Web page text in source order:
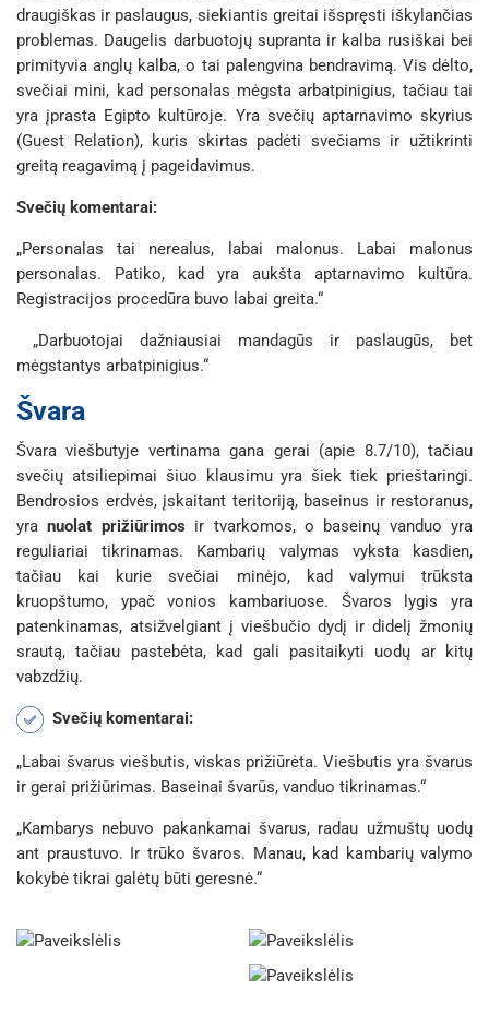
draugiškas ir paslaugus, siekiantis greitai išspręsti iškylančias
problemas. Daugelis darbuotojų supranta ir kalba rusiškai bei
primityvia anglų kalba, o tai palengvina bendravimą. Vis dėlto,
svečiai mini, kad personalas mėgsta arbatpinigius, tačiau tai
yra įprasta Egipto kultūroje. Yra svečių aptarnavimo skyrius
(Guest Relation), kuris skirtas padėti svečiams ir užtikrinti
greitą reagavimą į pageidavimus.
Svečių komentarai:
„Personalas tai nerealus, labai malonus. Labai malonus
personalas. Patiko, kad yra aukšta aptarnavimo kultūra.
Registracijos procedūra buvo labai greita.“
„Darbuotojai dažniausiai mandagūs ir paslaugūs, bet
mėgstantys arbatpinigius.“
Švara
Švara viešbutyje vertinama gana gerai (apie 8.7/10), tačiau
svečių atsiliepimai šiuo klausimu yra šiek tiek prieštaringi.
Bendrosios erdvės, įskaitant teritoriją, baseinus ir restoranus,
yranuolat prižiūrimos ir tvarkomos, o baseinų vanduo yra
reguliariai tikrinamas. Kambarių valymas vyksta kasdien,
tačiau kai kurie svečiai minėjo, kad valymui trūksta
kruopštumo, ypač vonios kambariuose. Švaros lygis yra
patenkinamas, atsižvelgiant į viešbučio dydį ir didelį žmonių
srautą, tačiau pastebėta, kad gali pasitaikyti uodų ar kitų
vabzdžių.
Svečių komentarai:
„Labai švarus viešbutis, viskas prižiūrėta. Viešbutis yra švarus
ir gerai prižiūrimas. Baseinai švarūs, vanduo tikrinamas.“
„Kambarys nebuvo pakankamai švarus, radau užmuštų uodų
ant praustuvo. Ir trūko švaros. Manau, kad kambarių valymo
kokybė tikrai galėtų būti geresnė.“